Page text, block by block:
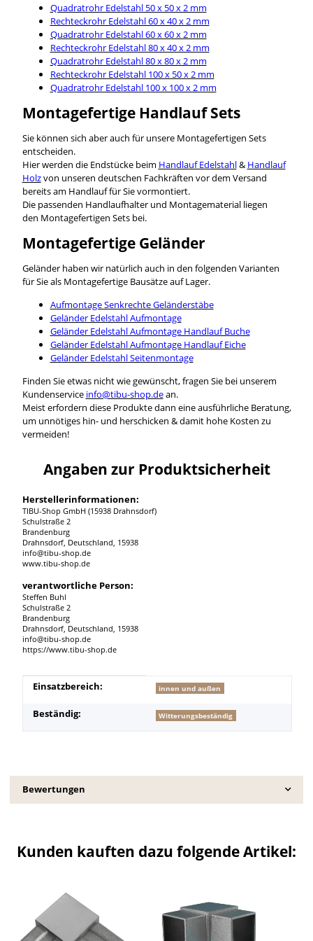
Quadratrohr Edelstahl 50 x 50 x 2 mm
Rechteckrohr Edelstahl 60 x 40 x 2 mm
Quadratrohr Edelstahl 60 x 60 x 2 mm
Rechteckrohr Edelstahl 80 x 40 x 2 mm
Quadratrohr Edelstahl 80 x 80 x 2 mm
Rechteckrohr Edelstahl 100 x 50 x 2 mm
Quadratrohr Edelstahl 100 x 100 x 2 mm
Montagefertige Handlauf Sets
Sie können sich aber auch für unsere Montagefertigen Sets
entscheiden.
Hier werden die Endstücke beim Handlauf Edelstahl& Handlauf
Holzvon unseren deutschen Fachkräften vor dem Versand
bereits am Handlauf für Sie vormontiert.
Die passenden Handlaufhalter und Montagematerial liegen
den Montagefertigen Sets bei.
Montagefertige Geländer
Geländer haben wir natürlich auch in den folgenden Varianten
für Sie als Montagefertige Bausätze auf Lager.
Aufmontage Senkrechte Geländerstäbe
Geländer Edelstahl Aufmontage
Geländer Edelstahl Aufmontage Handlauf Buche
Geländer Edelstahl Aufmontage Handlauf Eiche
Geländer Edelstahl Seitenmontage
Finden Sie etwas nicht wie gewünscht, fragen Sie bei unserem
Kundenservice info@tibu-shop.dean.
Meist erfordern diese Produkte dann eine ausführliche Beratung,
um unnötiges hin- und herschicken & damit hohe Kosten zu
vermeiden!
Angaben zur Produktsicherheit
Herstellerinformationen:
TIBU-Shop GmbH (15938 Drahnsdorf)
Schulstraße 2
Brandenburg
Drahnsdorf, Deutschland, 15938
info@tibu-shop.de
www.tibu-shop.de
verantwortliche Person:
Steffen Buhl
Schulstraße 2
Brandenburg
Drahnsdorf, Deutschland, 15938
info@tibu-shop.de
https://www.tibu-shop.de
Produkteigenschaft
Wert
Einsatzbereich: innen und außen
Beständig: Witterungsbeständig
Bewertungen
Kunden kauften dazu folgende Artikel: